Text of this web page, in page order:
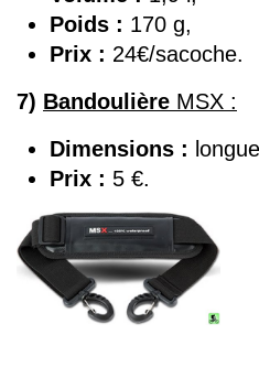
Poids : 170 g,
Prix : 24€/sacoche.
7) Bandoulière MSX :
Dimensions :
Prix : 5 €.